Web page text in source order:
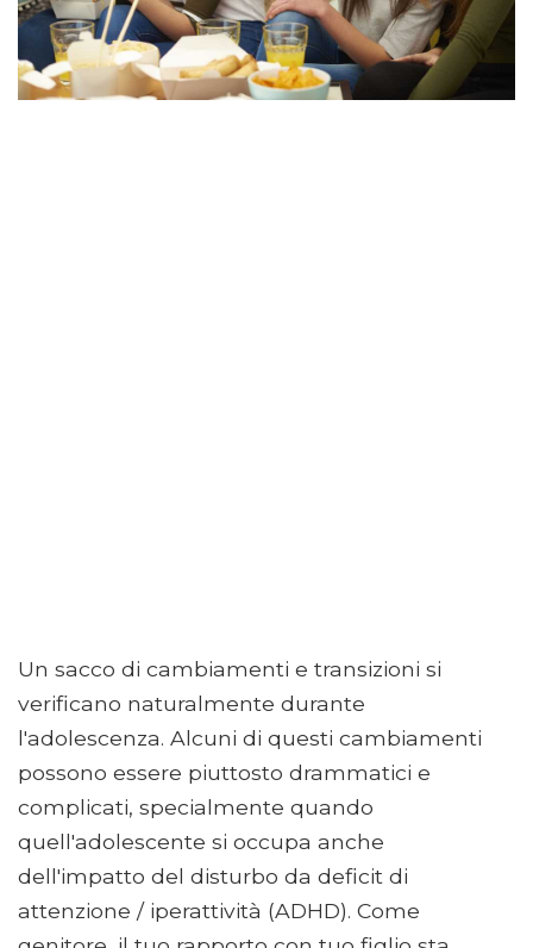
Un sacco di cambiamenti e transizioni si
verificano naturalmente durante
l'adolescenza. Alcuni di questi cambiamenti
possono essere piuttosto drammatici e
complicati, specialmente quando
quell'adolescente si occupa anche
dell'impatto del disturbo da deficit di
attenzione / iperattività (ADHD). Come